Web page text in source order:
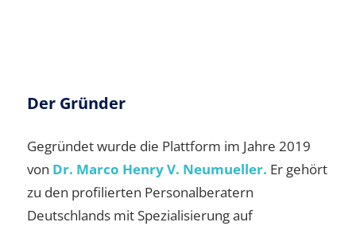
Der Gründer
Gegründet wurde die Plattform im Jahre 2019
von Dr. Marco Henry V. Neumueller. Er gehört
zu den profilierten Personalberatern
Deutschlands mit Spezialisierung auf